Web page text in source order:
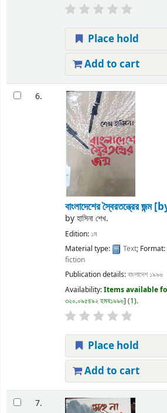
Place hold
Add to cart
6.
বাংলাদেশের স্বৈরতন্ত্রের জন্ম
byহাসিনা শেখ.
Edition: ১ম
Material type:
Text; Format:
fiction
Publication details:বাংলাদেশ ১৯৯৬
Availability:Items available
৩২০.০৯৫৪৯২ হমব১৯৯৬ (1).
Place hold
Add to cart
7.